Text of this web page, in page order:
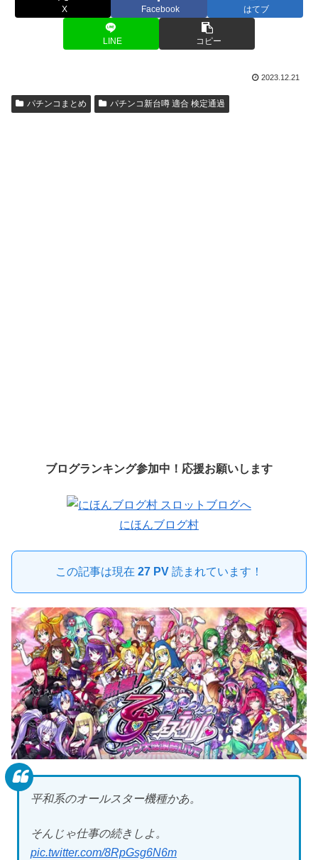
X Facebook はてブ
LINE コピー
2023.12.21
パチンコまとめ パチンコ新台噂 適合 検定通過
ブログランキング参加中！応援お願いします
にほんブログ村
この記事は現在 27 PV 読まれています！
平和系のオールスター機種かあ。
そんじゃ仕事の続きしよ。
pic.twitter.com/8RpGsg6N6m